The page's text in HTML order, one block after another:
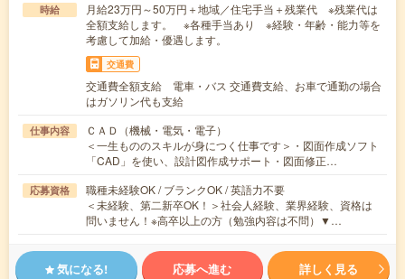
時給
月給23万円～50万円＋地域／住宅手当＋残業代 ※残業代は
全額支給します。 ※各種手当あり ※経験・年齢・能力等を
考慮して加給・優遇します。
交通費
交通費全額支給 電車・バス 交通費支給、お車で通勤の場合
はガソリン代も支給
仕事内容
ＣＡＤ（機械・電気・電子）
＜一生もののスキルが身につく仕事です＞・図面作成ソフト
「CAD」を使い、設計図作成サポート・図面修正…
応募資格
職種未経験OK / ブランクOK / 英語力不要
＜未経験、第二新卒OK！＞社会人経験、業界経験、資格は
問いません！※高卒以上の方（勉強内容は不問）▼…
気になる! 応募へ進む 詳しく見る